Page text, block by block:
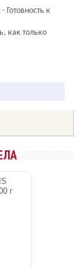
к
как только
г